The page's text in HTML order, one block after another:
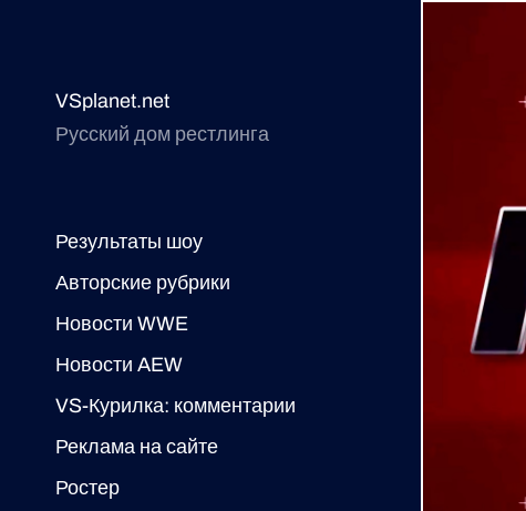
VSplanet.net
Русский дом рестлинга
Результаты шоу
Авторские рубрики
Новости WWE
Новости AEW
VS-Курилка: комментарии
Реклама на сайте
Ростер